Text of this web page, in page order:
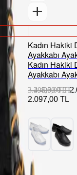
Kadın Hakiki
Ayakkabı
Kadın Hakiki
Ayakkabı
3.495,00 TL
2.097,00 TL
3.495,00 TL